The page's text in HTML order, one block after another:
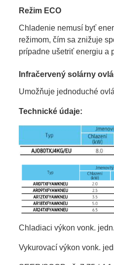
Režim ECO
Chladenie nemusí byť
režimom, čím sa znižuje
prípadne ušetriť energiu a
Infračervený solárny
Umožňuje jednoduché
Technické údaje:
Chladiaci výkon vonk.
Vykurovací výkon vonk.